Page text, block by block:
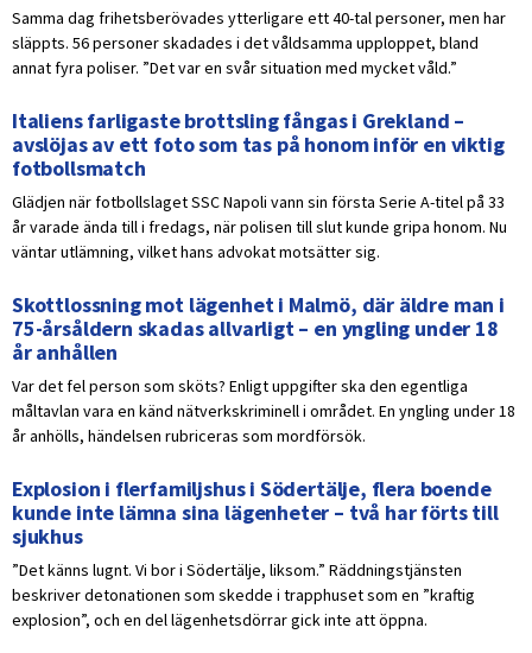
Samma dag frihetsberövades ytterligare ett 40-tal personer, men har
släppts. 56 personer skadades i det våldsamma upploppet, bland
annat fyra poliser. ”Det var en svår situation med mycket våld.”
Italiens farligaste brottsling fångas i Grekland –
avslöjas av ett foto som tas på honom inför en viktig
fotbollsmatch
Glädjen när fotbollslaget SSC Napoli vann sin första Serie A-titel på 33
år varade ända till i fredags, när polisen till slut kunde gripa honom. Nu
väntar utlämning, vilket hans advokat motsätter sig.
Skottlossning mot lägenhet i Malmö, där äldre man i
75-årsåldern skadas allvarligt – en yngling under 18
år anhållen
Var det fel person som sköts? Enligt uppgifter ska den egentliga
måltavlan vara en känd nätverkskriminell i området. En yngling under 18
år anhölls, händelsen rubriceras som mordförsök.
Explosion i flerfamiljshus i Södertälje, flera boende
kunde inte lämna sina lägenheter – två har förts till
sjukhus
”Det känns lugnt. Vi bor i Södertälje, liksom.” Räddningstjänsten
beskriver detonationen som skedde i trapphuset som en ”kraftig
explosion”, och en del lägenhetsdörrar gick inte att öppna.